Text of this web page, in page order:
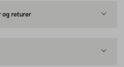
og returer